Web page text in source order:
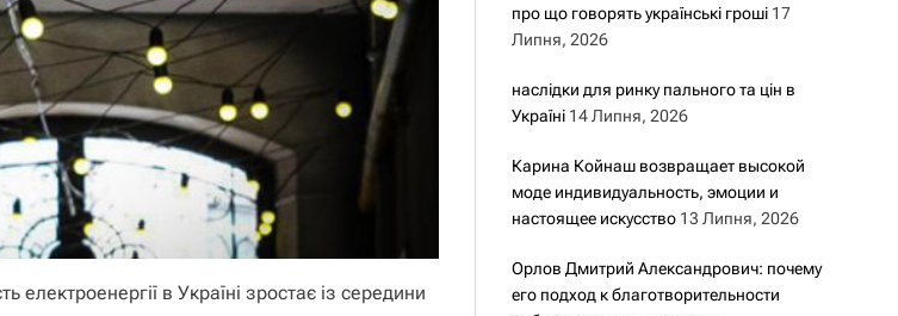
в Україні зростає із середини
про що говорять українські гроші 17
Липня, 2026
наслідки для ринку пального та цін в
Україні 14 Липня, 2026
Карина Койнаш возвращает высокой
моде индивидуальность, эмоции и
настоящее искусство 13 Липня, 2026
Орлов Дмитрий Александрович: почему
его подход к благотворительности